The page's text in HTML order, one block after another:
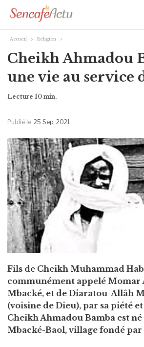
Accueil Religion
Cheikh Ahmadou
une vie au service
Publié le 25 Sep, 2021
Fils de Cheikh Muhammad
communément appelé Momar
Mbacké, et de Diaratou-Allâh
(voisine de Dieu), par sa piété
Cheikh Ahmadou Bamba est né
Mbacké-Baol, village fondé par